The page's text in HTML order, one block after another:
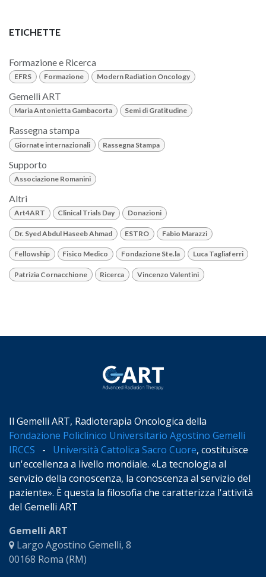
ETICHETTE
Formazione e Ricerca
EFRS Formazione Modern Radiation Oncology
Gemelli ART
Maria Antonietta Gambacorta Semi di Gratitudine
Rassegna stampa
Giornate internazionali Rassegna Stampa
Supporto
Associazione Romanini
Altri
Art4ART Clinical Trials Day Donazioni
Dr. Syed Abdul Haseeb Ahmad ESTRO Fabio Marazzi
Fellowship Fisico Medico Fondazione Ste.la Luca Tagliaferri
Patrizia Cornacchione Ricerca Vincenzo Valentini
Il Gemelli ART, Radioterapia Oncologica della
Fondazione Policlinico Universitario Agostino Gemelli
IRCCS - Università Cattolica Sacro Cuore, costituisce
un'eccellenza a livello mondiale. «La tecnologia al
servizio della conoscenza, la conoscenza al servizio del
paziente». È questa la filosofia che caratterizza l'attività
del Gemelli ART
Gemelli ART
Largo Agostino Gemelli, 8
00168 Roma (RM)